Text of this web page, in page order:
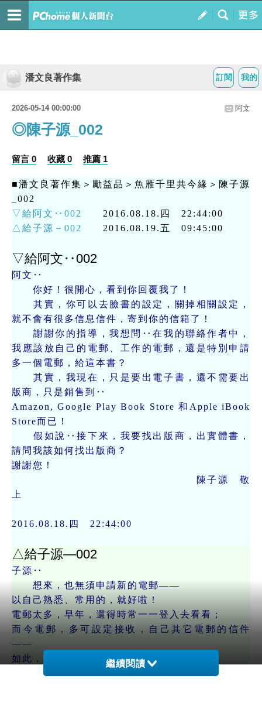
我的
訂閱
潘文良著作集
2026-05-14 00:00:00 阿文
◎陳子源_002
留言 0 收藏 0 推薦 1
■潘文良著作集＞勵益品＞魚雁千里共今緣＞陳子源
_002
▽給阿文‥002
2016.08.18.四 22:44:00
△給子源－002
2016.08.19.五 09:45:00
▽給阿文‥002
阿文‥
你好！很開心，看到你回覆我了！
其實，你可以去臉書的設定，關掉相關設定，
就不會有很多信息信件，寄到你的信箱了！
謝謝你的指導，我想問‥在我的聯絡作者中，
我應該放自己的電郵、工作的電郵，還是特別申請
多一個電郵，給這本書？
其實，我現在，只是要出電子書，還不需要出
版商，只是銷售到‥
Amazon, Google Play Book Store 和Apple iBook
Store而已！
假如說‥接下來，我要找出版商，出實體書，
請問我該如何找出版商？
謝謝您！
陳子源 敬
上
2016.08.18.四 22:44:00
△給子源—002
子源‥
想來，也無須申請新的電郵——
以自己熟悉、常用的，就好啦！
電郵太多，早年，還得時常一一登入去看看；
而今電郵，多可設定接收，自己其它電郵的信件
——
如此，又跟只使用一個電郵，也沒啥兩樣呀！
太多帳號、密碼，挺囉嗦的！一不小心，忘記了，
繼續閱讀